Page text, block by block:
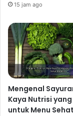
15 jam ago
Mengenal
Kaya Nutrisi
untuk Menu